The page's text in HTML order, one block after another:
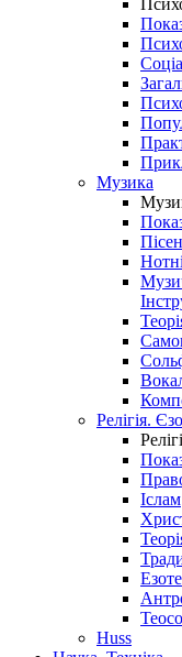
Музика
Релігія.
Іслам
Huss